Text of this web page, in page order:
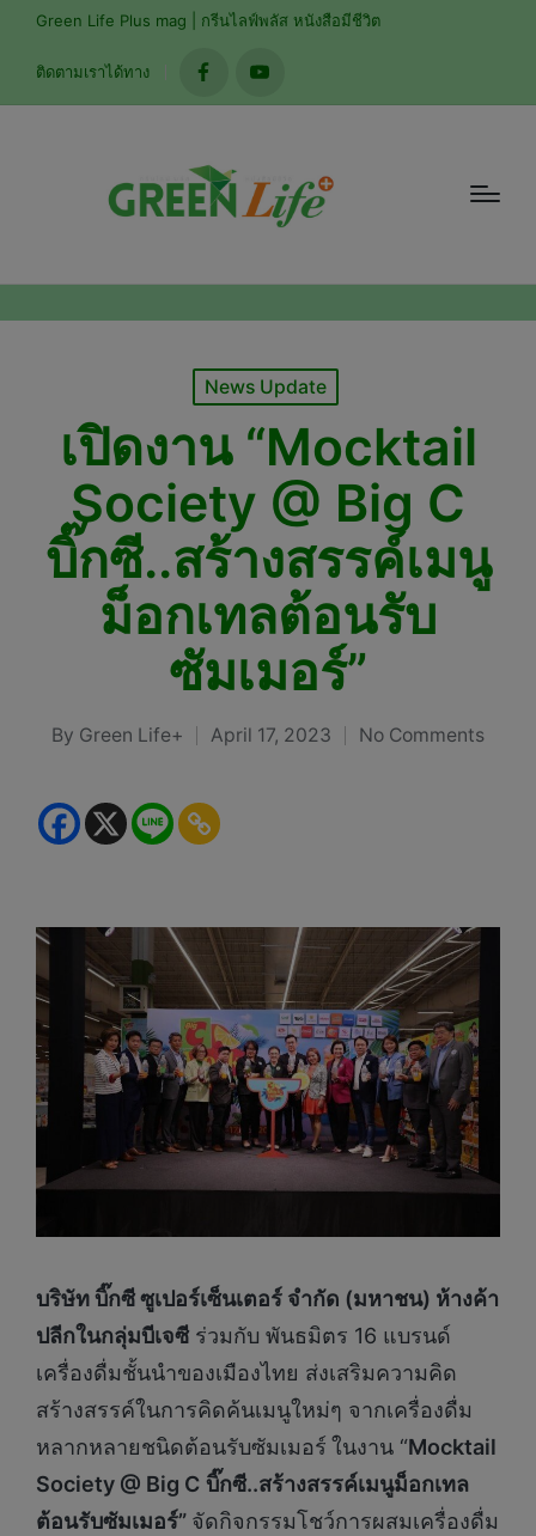
Green Life Plus mag | กรีนไลฟ์พลัส หนังสือมีชีวิต
ติดตามเราได้ทาง
facebookyoutube
Posted
News Update
เปิดงาน “Mocktail
Society @ Big C
บิ๊กซี..สร้างสรรค์เมนู
ม็อกเทลต้อนรับ
ซัมเมอร์”
Posted
By Green Life+ April 17, 2023 No Comments
บริษัท บิ๊กซี ซูเปอร์เซ็นเตอร์ จำกัด (มหาชน) ห้างค้า
ปลีกในกลุ่มบีเจซี ร่วมกับ พันธมิตร 16 แบรนด์
เครื่องดื่มชั้นนำของเมืองไทย ส่งเสริมความคิด
สร้างสรรค์ในการคิดค้นเมนูใหม่ๆ จากเครื่องดื่ม
หลากหลายชนิดต้อนรับซัมเมอร์ ในงาน “Mocktail
Society @ Big C บิ๊กซี..สร้างสรรค์เมนูม็อกเทล
ต้อนรับซัมเมอร์” จัดกิจกรรมโชว์การผสมเครื่องดื่ม
modal-check